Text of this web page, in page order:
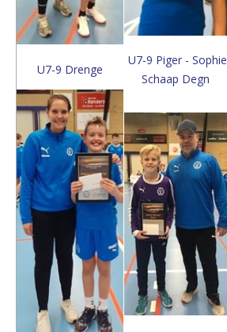
U7-9 Drenge
U7-9 Piger - Sophie
Schaap Degn